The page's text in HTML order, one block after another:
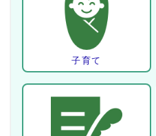
子育て